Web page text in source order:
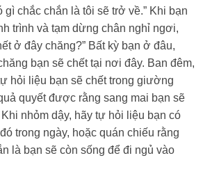
gì chắc chắn là tôi sẽ trở về.” Khi bạn
trình và tạm dừng chân nghỉ ngơi,
ở đây chăng?” Bất kỳ bạn ở đâu,
bạn sẽ chết tại nơi đây. Ban đêm,
hỏi liệu bạn sẽ chết trong giường
quyết được rằng sang mai bạn sẽ
nhỏm dậy, hãy tự hỏi liệu bạn có
trong ngày, hoặc quán chiếu rằng
là bạn sẽ còn sống để đi ngủ vào